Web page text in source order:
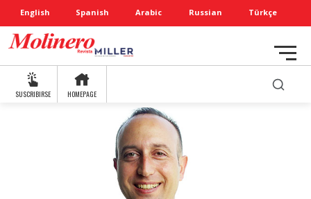
English Spanish Arabic Russian Türkçe
SUSCRIBIRSE HOMEPAGE